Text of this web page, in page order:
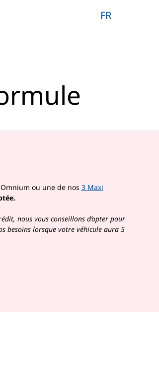
FR
ou une de nos 3 Maxi
nous vous conseillons d’opter pour
besoins lorsque votre véhicule aura 5